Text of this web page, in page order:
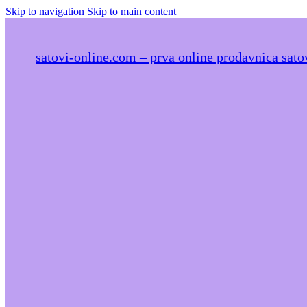
Skip to navigation Skip to main content
satovi-online.com – prva online prodavnica